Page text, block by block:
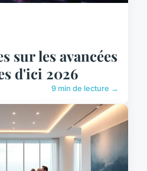
sur les avancées
d'ici 2026
9 min de lecture →